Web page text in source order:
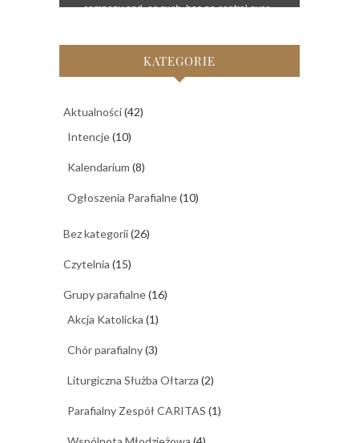
KATEGORIE
Aktualności(42)
Intencje(10)
Kalendarium (8)
Ogłoszenia Parafialne(10)
Bez kategorii(26)
Czytelnia (15)
Grupy parafialne(16)
Akcja Katolicka (1)
Chór parafialny(3)
Liturgiczna Służba Ołtarza (2)
Parafialny Zespół CARITAS (1)